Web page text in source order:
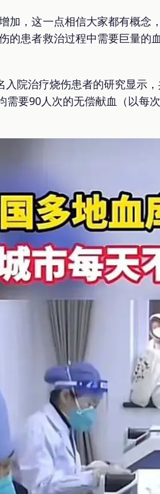
加，这一点相信大家都有概念
的患者救治过程中需要巨量的
入院治疗烧伤患者的研究显示
需要90人次的无偿献血（以每